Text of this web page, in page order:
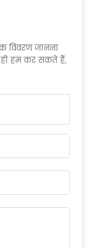
विवरण जानना
हम कर सकते हैं,